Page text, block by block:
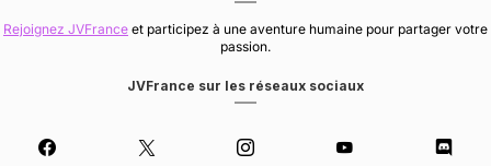
Rejoignez JVFrance et participez à une aventure humaine pour partager votre
passion.
JVFrance sur les réseaux sociaux